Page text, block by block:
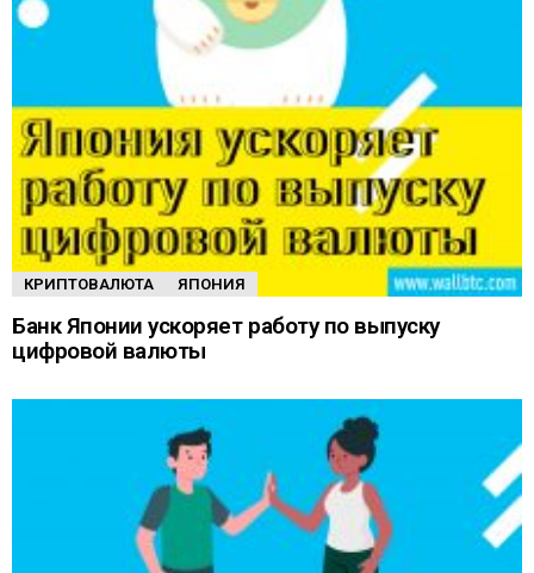
КРИПТОВАЛЮТА ЯПОНИЯ
Банк Японии ускоряет работу по выпуску
цифровой валюты